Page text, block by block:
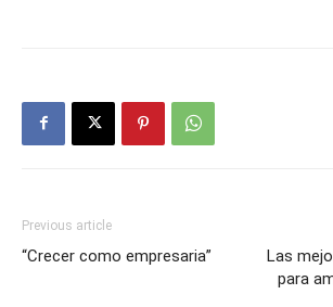
Previous article
“Crecer como empresaria”
Las
para